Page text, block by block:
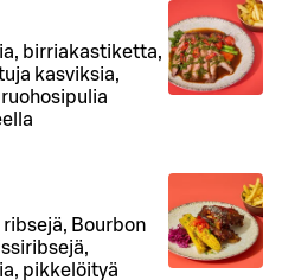
birriakastiketta,
kasviksia,
Bourbon
pikkelöityä